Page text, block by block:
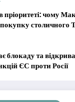
чому
покупку столичного
блокаду та
ЄС проти Росії